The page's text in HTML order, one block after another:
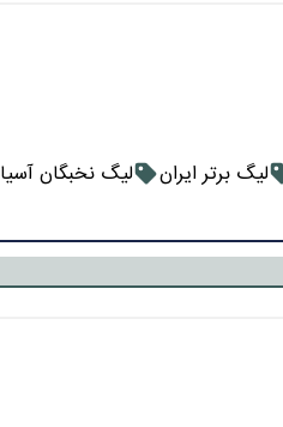
لیگ برتر ایران لیگ نخبگان آسیا